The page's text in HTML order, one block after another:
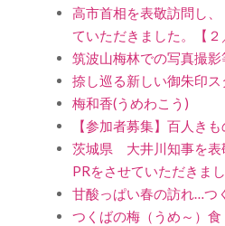
高市首相を表敬訪問し
ていただきました。【２
筑波山梅林での写真撮影
捺し巡る新しい御朱印
梅和香(うめわこう)
【参加者募集】百人き
茨城県 大井川知事を表
PRをさせていただきま
甘酸っぱい春の訪れ…つ
つくばの梅（うめ～）